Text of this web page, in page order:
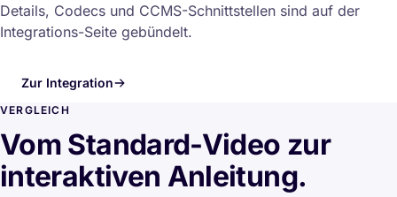
Details, Codecs und CCMS-Schnittstellen sind auf der
Integrations-Seite gebündelt.
Zur Integration
VERGLEICH
Vom Standard-Video zur
interaktiven Anleitung.